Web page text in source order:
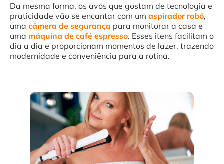
Da mesma forma, os avós que gostam de tecnologia e
praticidade vão se encantar com um aspirador robô,
uma câmera de segurança para monitorar a casa e
uma máquina de café espresso. Esses itens facilitam o
dia a dia e proporcionam momentos de lazer, trazendo
modernidade e conveniência para a rotina.